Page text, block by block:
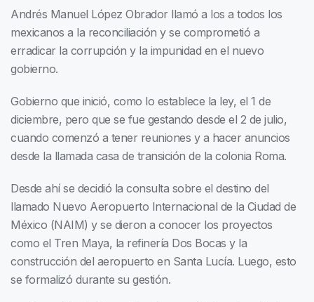
Andrés Manuel López Obrador llamó a los a todos los
mexicanos a la reconciliación y se comprometió a
erradicar la corrupción y la impunidad en el nuevo
gobierno.
Gobierno que inició, como lo establece la ley, el 1 de
diciembre, pero que se fue gestando desde el 2 de julio,
cuando comenzó a tener reuniones y a hacer anuncios
desde la llamada casa de transición de la colonia Roma.
Desde ahí se decidió la consulta sobre el destino del
llamado Nuevo Aeropuerto Internacional de la Ciudad de
México (NAIM) y se dieron a conocer los proyectos
como el Tren Maya, la refinería Dos Bocas y la
construcción del aeropuerto en Santa Lucía. Luego, esto
se formalizó durante su gestión.